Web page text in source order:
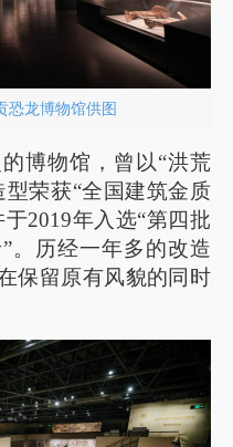
恐龙博物馆供图
博物馆，曾以“洪荒
荣获“全国建筑金质
2019年入选“第四批
。历经一年多的改造
保留原有风貌的同时